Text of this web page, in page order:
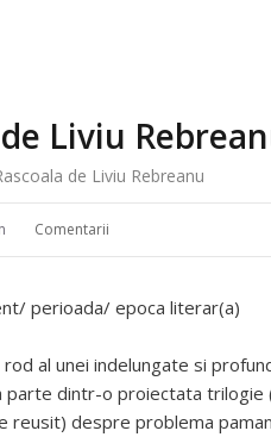
Liviu
de Liviu Rebreanu
Comentarii
perioada/ epoca literar(a)
al unei indelungate si
parte dintr-o proiectata
reusit) despre problema